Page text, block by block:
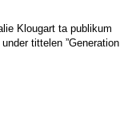
Klougart ta publikum
tittelen ”Generation